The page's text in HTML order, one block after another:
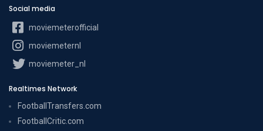
Social media
moviemeterofficial
moviemeternl
moviemeter_nl
Realtimes Network
FootballTransfers.com
FootballCritic.com